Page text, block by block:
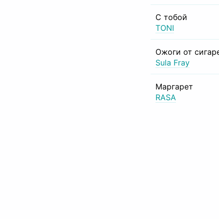
С тобой
TONI
Ожоги от
Sula Fray
Маргарет
RASA